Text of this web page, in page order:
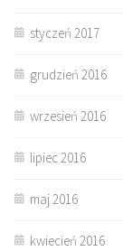
styczeń 2017
grudzień 2016
wrzesień 2016
lipiec 2016
maj 2016
kwiecień 2016